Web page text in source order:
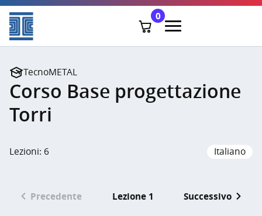
0
TecnoMETAL
Corso Base progettazione
Torri
Lezioni: 6 Italiano
Precedente Lezione 1 Successivo